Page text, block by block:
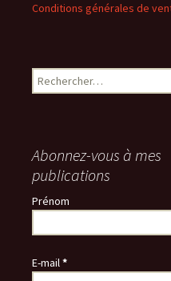
Conditions générales de
Rechercher :
Abonnez-vous à mes
publications
Prénom
E-mail*